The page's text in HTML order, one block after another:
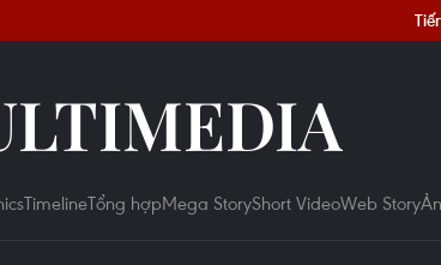
TimelineTổng hợpMega StoryShort VideoWeb Story